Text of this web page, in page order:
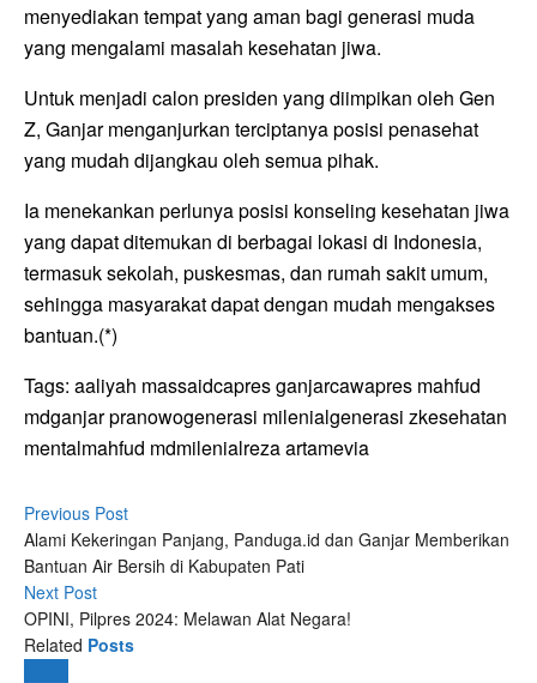
menyediakan tempat yang aman bagi generasi muda
yang mengalami masalah kesehatan jiwa.
Untuk menjadi calon presiden yang diimpikan oleh Gen
Z, Ganjar menganjurkan terciptanya posisi penasehat
yang mudah dijangkau oleh semua pihak.
Ia menekankan perlunya posisi konseling kesehatan jiwa
yang dapat ditemukan di berbagai lokasi di Indonesia,
termasuk sekolah, puskesmas, dan rumah sakit umum,
sehingga masyarakat dapat dengan mudah mengakses
bantuan.(*)
Tags: aaliyah massaidcapres ganjarcawapres mahfud
mdganjar pranowogenerasi milenialgenerasi zkesehatan
mentalmahfud mdmilenialreza artamevia
Previous Post
Alami Kekeringan Panjang, Panduga.id dan Ganjar Memberikan
Bantuan Air Bersih di Kabupaten Pati
Next Post
OPINI, Pilpres 2024: Melawan Alat Negara!
Related Posts